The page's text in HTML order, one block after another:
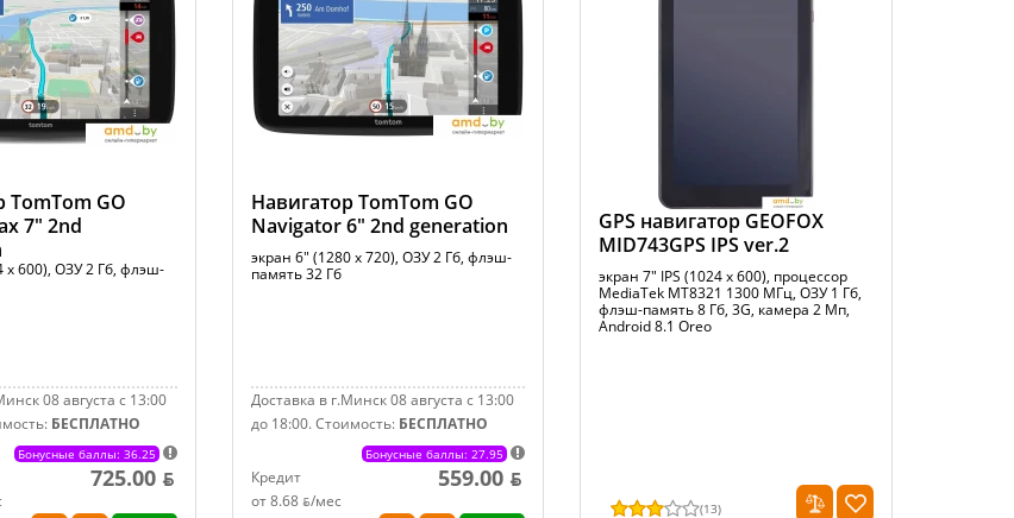
TomTom GO
7" 2nd
x 600), ОЗУ 2 Гб, флэш-
08 августа с 13:00
БЕСПЛАТНО
Бонусные баллы: 36.25
725.00 ƃ
Навигатор TomTom GO
Navigator 6" 2nd generation
экран 6" (1280 x 720), ОЗУ 2 Гб, флэш-
память 32 Гб
Доставка в г.Минск 08 августа с 13:00
до 18:00.Стоимость: БЕСПЛАТНО
Бонусные баллы: 27.95
Кредит
от 8.68 ƃ/мec
559.00 ƃ
GPS навигатор GEOFOX
MID743GPS IPS ver.2
экран 7" IPS (1024 x 600), процессор
MediaTek MT8321 1300 МГц, ОЗУ 1 Гб,
флэш-память 8 Гб, 3G, камера 2 Мп,
Android 8.1 Oreo
(13)